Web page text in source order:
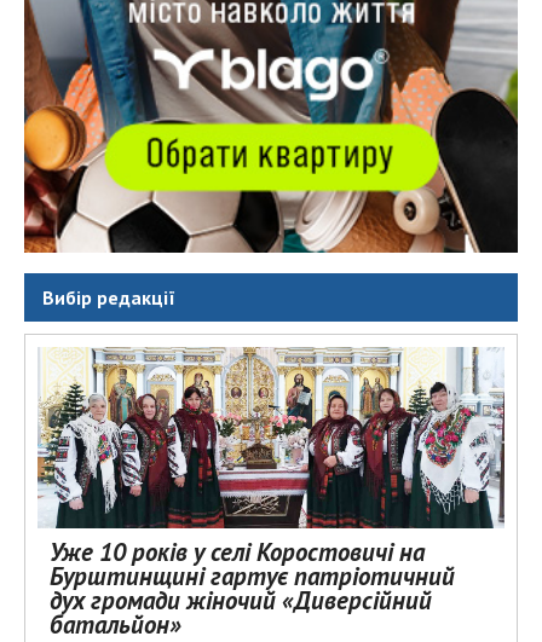
Вибір редакції
Уже 10 років у селі Коростовичі на
Бурштинщині гартує патріотичний
дух громади жіночий «Диверсійний
батальйон»